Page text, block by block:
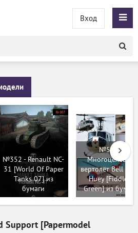
Вход
№352 - Renault NC-
31 [World Of Paper
Tanks 07] из
бумаги
№579 -
Многоцелевой
вертолёт Bell
Huey [Fiddlers
Green] из бумаги
Support [Papermodel